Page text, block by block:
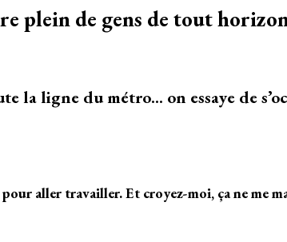
Le
mood
plein de gens de tout
la ligne du métro… on essaye de
aller travailler. Et croyez-moi, ça ne me